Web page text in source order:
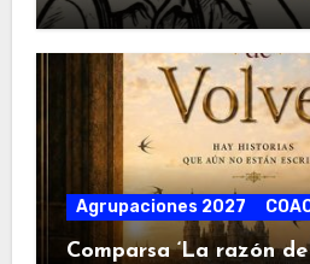
Agrupaciones 2027
Comparsa ‘La razón